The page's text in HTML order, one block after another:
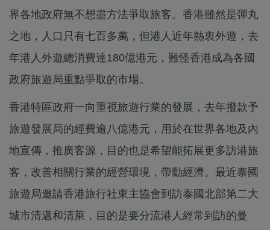
界各地政府無不想盡方法爭取旅客。香港雖然是彈丸
之地，人口只有七百多萬，但港人近年熱衷外遊，去
年港人外遊總消費達180億港元，難怪香港成為各國
政府旅遊局重點爭取的市場。
香港特區政府一向重視旅遊行業的發展，去年撥款予
旅遊發展局的經費逾八億港元，用於在世界各地及內
地宣傳，推廣客源，目的也是希望能拓展更多訪港旅
客，改善相關行業的經營環境，帶動經濟。最近泰國
旅遊局邀請香港旅行社東主協會到訪泰國北部第二大
城市清邁和清萊，目的是要分流港人經常到訪的曼